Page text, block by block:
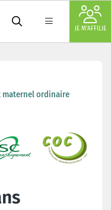
JE M'AFFILIE
maternel ordinaire